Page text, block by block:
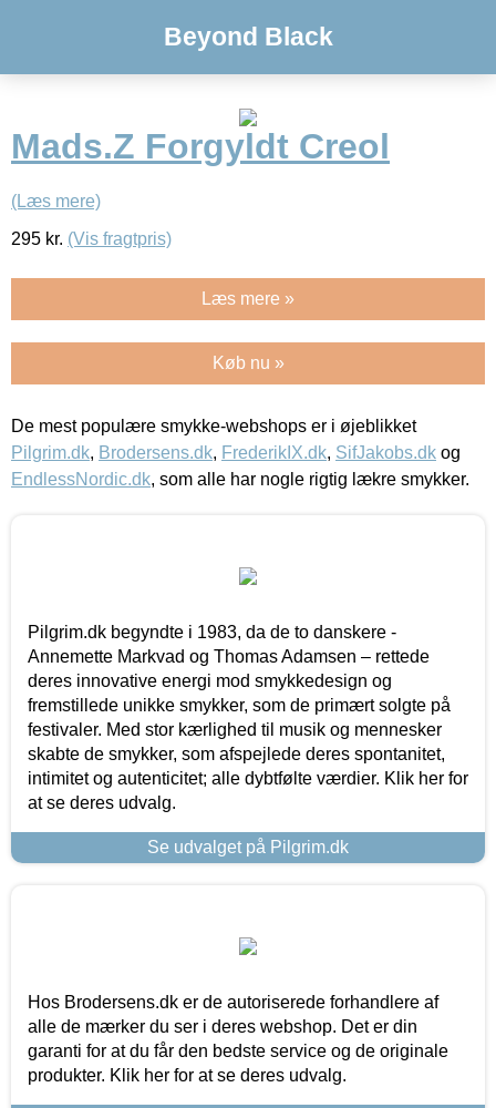
Beyond Black
Mads.Z Forgyldt Creol
(Læs mere)
295 kr. (Vis fragtpris)
Læs mere »
Køb nu »
De mest populære smykke-webshops er i øjeblikket
Pilgrim.dk, Brodersens.dk, FrederikIX.dk, SifJakobs.dk og
EndlessNordic.dk, som alle har nogle rigtig lækre smykker.
Pilgrim.dk begyndte i 1983, da de to danskere -
Annemette Markvad og Thomas Adamsen – rettede
deres innovative energi mod smykkedesign og
fremstillede unikke smykker, som de primært solgte på
festivaler. Med stor kærlighed til musik og mennesker
skabte de smykker, som afspejlede deres spontanitet,
intimitet og autenticitet; alle dybtfølte værdier. Klik her for
at se deres udvalg.
Se udvalget på Pilgrim.dk
Hos Brodersens.dk er de autoriserede forhandlere af
alle de mærker du ser i deres webshop. Det er din
garanti for at du får den bedste service og de originale
produkter. Klik her for at se deres udvalg.